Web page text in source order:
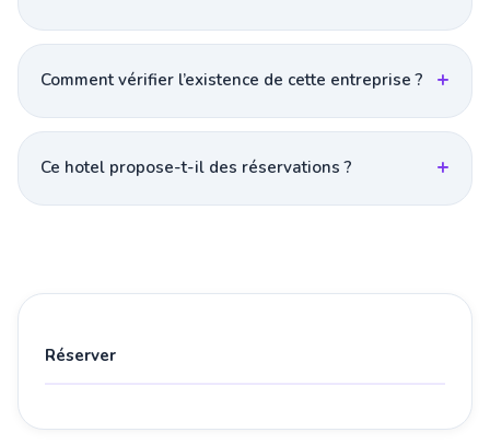
Comment vérifier l’existence de cette entreprise ?
Ce hotel propose-t-il des réservations ?
Réserver